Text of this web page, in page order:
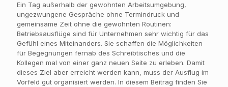
Ein Tag außerhalb der gewohnten Arbeitsumgebung,
ungezwungene Gespräche ohne Termindruck und
gemeinsame Zeit ohne die gewohnten Routinen:
Betriebsausflüge sind für Unternehmen sehr wichtig für das
Gefühl eines Miteinanders. Sie schaffen die Möglichkeiten
für Begegnungen fernab des Schreibtisches und die
Kollegen mal von einer ganz neuen Seite zu erleben. Damit
dieses Ziel aber erreicht werden kann, muss der Ausflug im
Vorfeld gut organisiert werden. In diesem Beitrag finden Sie